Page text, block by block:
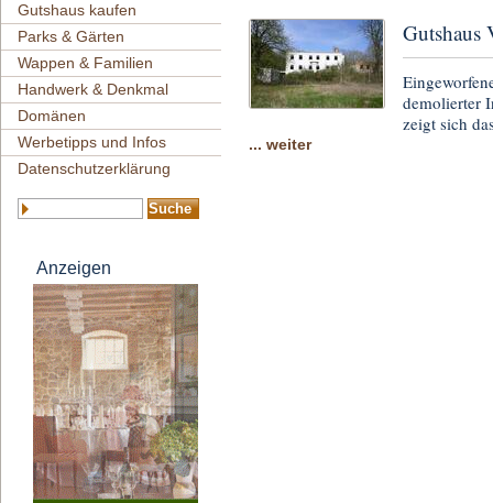
Gutshaus kaufen
Parks & Gärten
Wappen & Familien
Handwerk & Denkmal
Domänen
Werbetipps und Infos
Datenschutzerklärung
Anzeigen
Gutshaus
demolierter
zeigt sich
... weiter